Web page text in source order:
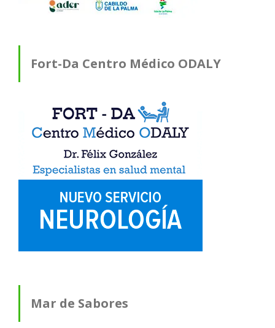
Fort-Da Centro Médico ODALY
Mar de Sabores